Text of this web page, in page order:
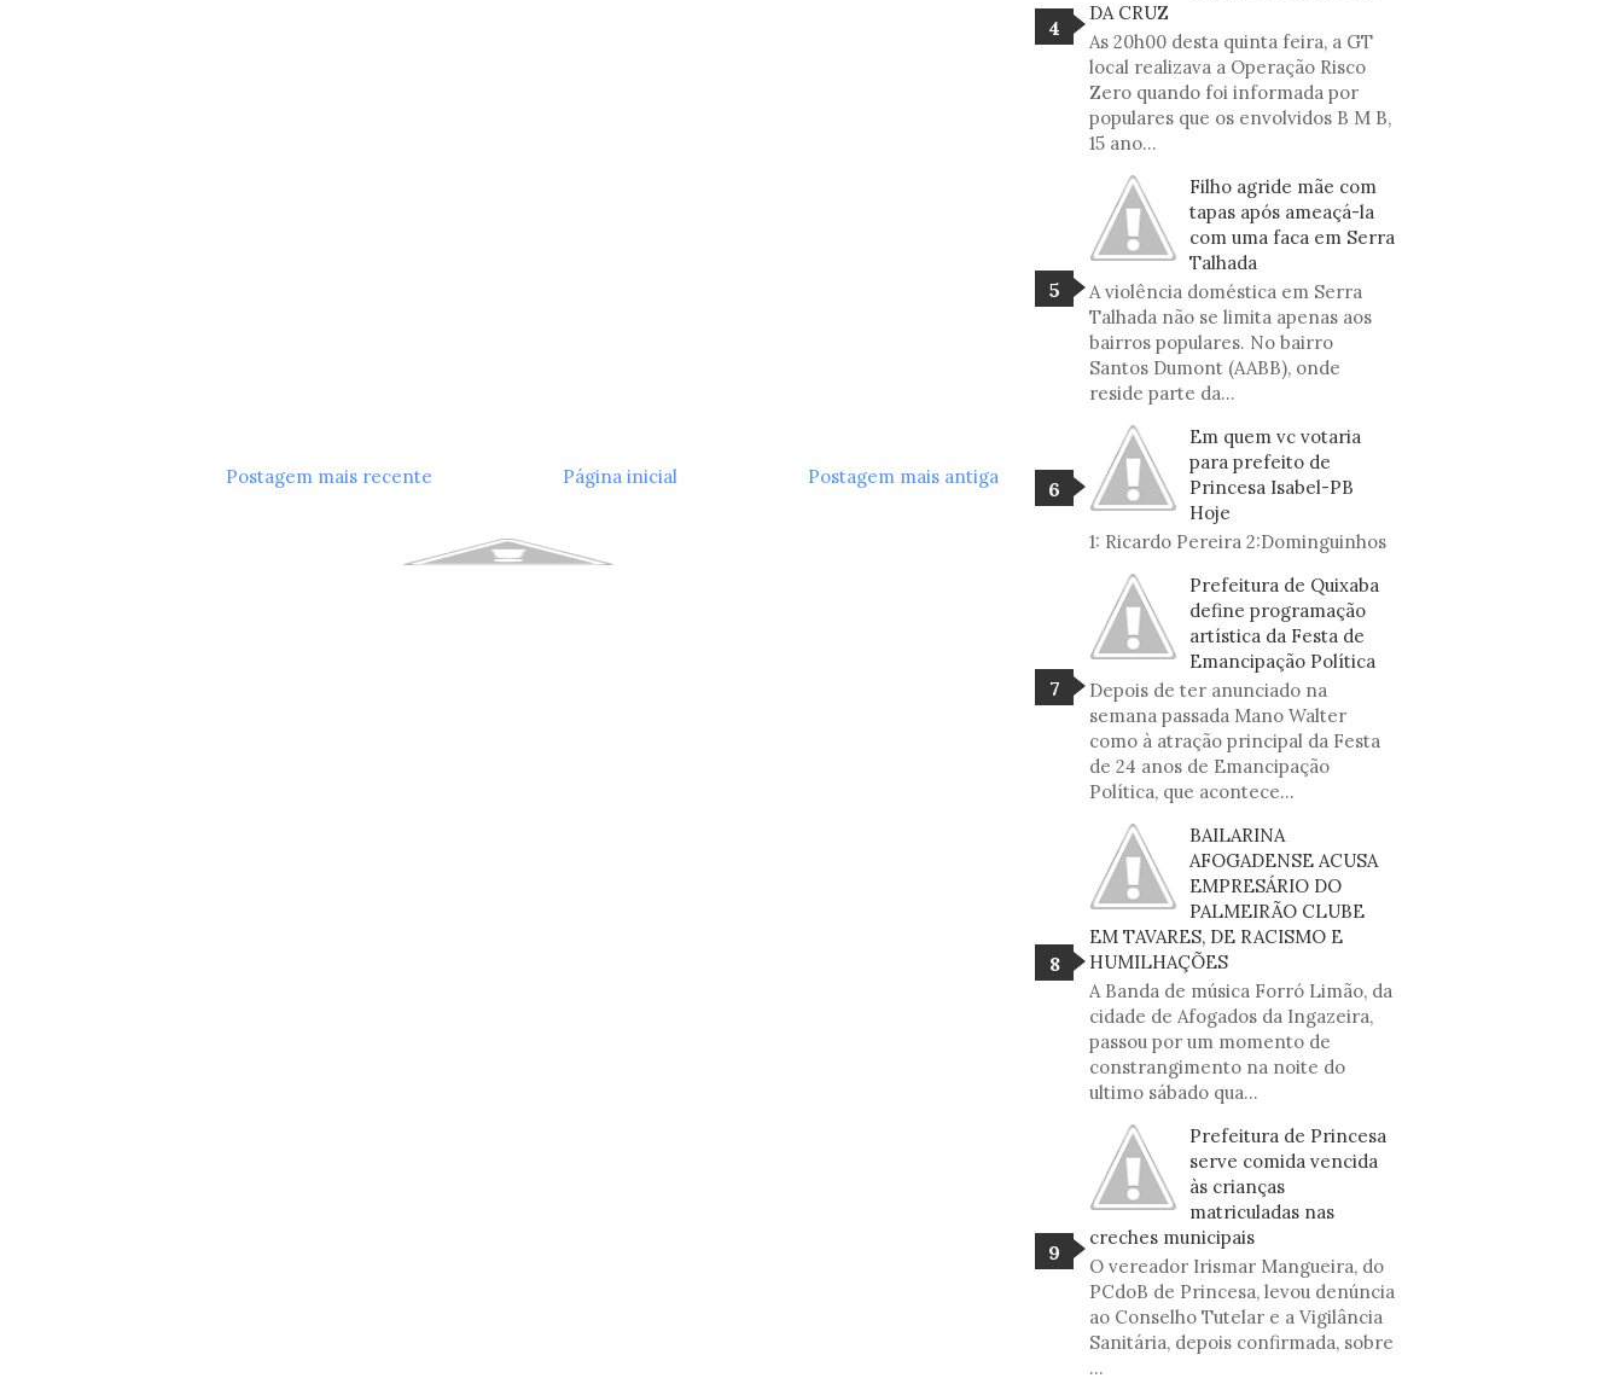
Postagem mais recente Postagem mais antiga
Página inicial
DA CRUZ
As 20h00 desta quinta feira, a GT
local realizava a Operação Risco
Zero quando foi informada por
populares que os envolvidos B M B,
15 ano...
Filho agride mãe com
tapas após ameaçá-la
com uma faca em Serra
Talhada
A violência doméstica em Serra
Talhada não se limita apenas aos
bairros populares. No bairro
Santos Dumont (AABB), onde
reside parte da...
Em quem vc votaria
para prefeito de
Princesa Isabel-PB
Hoje
1: Ricardo Pereira 2:Dominguinhos
Prefeitura de Quixaba
define programação
artística da Festa de
Emancipação Política
Depois de ter anunciado na
semana passada Mano Walter
como à atração principal da Festa
de 24 anos de Emancipação
Política, que acontece...
BAILARINA
AFOGADENSE ACUSA
EMPRESÁRIO DO
PALMEIRÃO CLUBE
EM TAVARES, DE RACISMO E
HUMILHAÇÕES
A Banda de música Forró Limão, da
cidade de Afogados da Ingazeira,
passou por um momento de
constrangimento na noite do
ultimo sábado qua...
Prefeitura de Princesa
serve comida vencida
às crianças
matriculadas nas
creches municipais
O vereador Irismar Mangueira, do
PCdoB de Princesa, levou denúncia
ao Conselho Tutelar e a Vigilância
Sanitária, depois confirmada, sobre
...